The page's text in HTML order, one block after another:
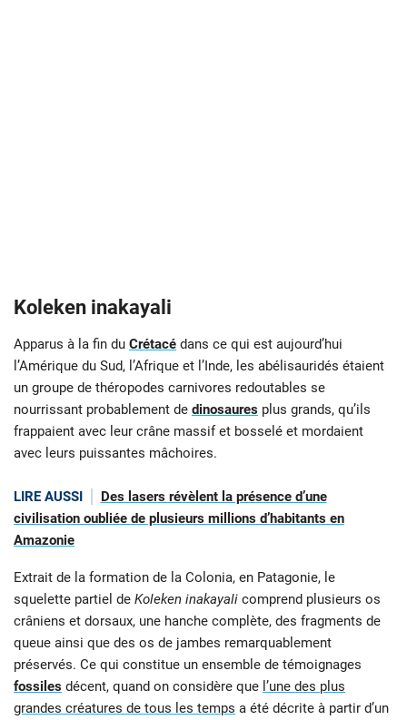
Koleken inakayali
Apparus à la fin du Crétacé dans ce qui est aujourd’hui
l’Amérique du Sud, l’Afrique et l’Inde, les abélisauridés étaient
un groupe de théropodes carnivores redoutables se
nourrissant probablement de dinosaures plus grands, qu’ils
frappaient avec leur crâne massif et bosselé et mordaient
avec leurs puissantes mâchoires.
LIRE AUSSI
Des lasers révèlent la présence d’une
civilisation oubliée de plusieurs millions d’habitants en
Amazonie
Extrait de la formation de la Colonia, en Patagonie, le
squelette partiel de Koleken inakayali comprend plusieurs os
crâniens et dorsaux, une hanche complète, des fragments de
queue ainsi que des os de jambes remarquablement
préservés. Ce qui constitue un ensemble de témoignages
fossiles décent, quand on considère que l’une des plus
grandes créatures de tous les temps a été décrite à partir d’un